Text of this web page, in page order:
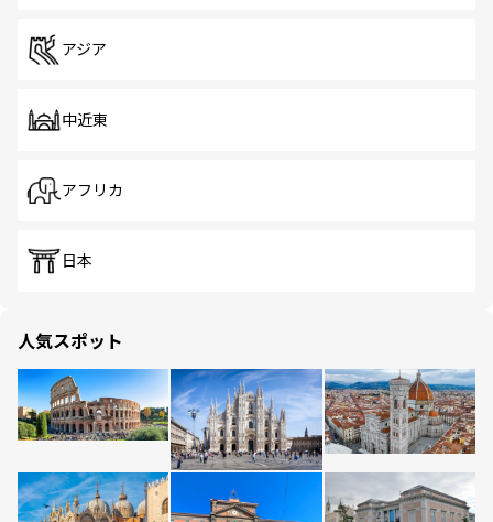
アジア
中近東
アフリカ
日本
人気スポット